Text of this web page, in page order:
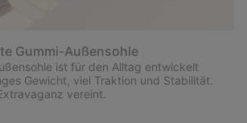
Gummi-Außensohle
ist für den Alltag entwickelt
Gewicht, viel Traktion und Stabilität.
vereint.